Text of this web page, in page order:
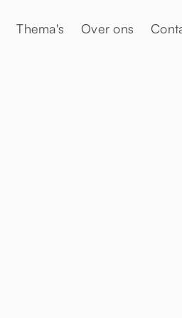
Thema's Over ons